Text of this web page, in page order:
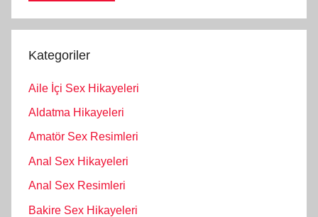
Kategoriler
Aile İçi Sex Hikayeleri
Aldatma Hikayeleri
Amatör Sex Resimleri
Anal Sex Hikayeleri
Anal Sex Resimleri
Bakire Sex Hikayeleri